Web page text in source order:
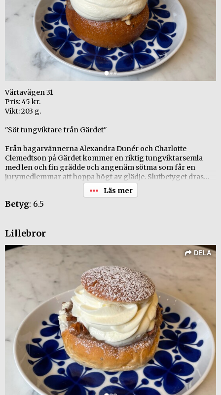
Värtavägen 31
Pris: 45 kr.
Vikt: 203 g.
"Söt tungviktare från Gärdet"
Från bagarvännerna Alexandra Dunér och Charlotte
Clemedtson på Gärdet kommer en riktig tungviktarsemla
med len och fin grädde och angenäm sötma som får en
jurymedlemmar att hoppa högt av glädje. Slutbetyget dras
dock ned något då övriga jurymedlemar inte är fullt lika
övertygade. En semla till fyndpris!
+ Trevlig touch av kardemumma.
- Lite kompakt bröd.
Betyg: 6.5
Lillebror
DELA